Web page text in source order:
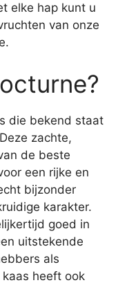
elke hap kunt u
van onze
die bekend staat
zachte,
de beste
een rijke en
bijzonder
karakter.
goed in
uitstekende
als
heeft ook